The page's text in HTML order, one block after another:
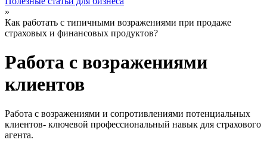
»
Как работать с типичными возражениями при продаже
страховых и финансовых продуктов?
Работа с возражениями
клиентов
Работа с возражениями и сопротивлениями потенциальных
клиентов- ключевой профессиональный навык для страхового
агента.